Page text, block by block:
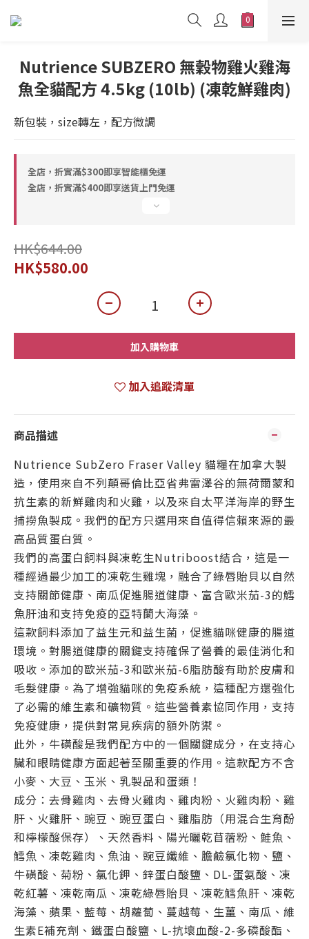
Nutrience SUBZERO 無穀物雞火雞海
魚全貓配方 4.5kg (10lb) (凍乾鮮雞肉)
新包裝，size轉左，配方微調
全店，折實滿$300即享智能櫃免運
全店，折實滿$400即享送貨上門免運
HK$644.00
HK$580.00
加入購物車
加入追蹤清單
商品描述
Nutrience SubZero Fraser Valley 貓糧在加拿大製
造，使用來自不列顛哥倫比亞省弗雷澤谷的無荷爾蒙和
抗生素的新鮮雞肉和火雞，以及來自太平洋海岸的野生
捕撈魚製成。我們的配方只選用來自值得信賴來源的最
高品質蛋白質。
我們的高蛋白飼料與凍乾生Nutriboost結合，這是一
種經過最少加工的凍乾生雞塊，融合了綠唇貽貝以自然
支持關節健康、南瓜促進腸道健康、富含歐米茄-3的鱈
魚肝油和支持免疫的亞特蘭大海藻。
這款飼料添加了益生元和益生菌，促進貓咪健康的腸道
環境。對腸道健康的關鍵支持確保了營養的最佳消化和
吸收。添加的歐米茄-3和歐米茄-6脂肪酸有助於皮膚和
毛髮健康。為了增強貓咪的免疫系統，這種配方還強化
了必需的維生素和礦物質。這些營養素協同作用，支持
免疫健康，提供對常見疾病的額外防禦。
此外，牛磺酸是我們配方中的一個關鍵成分，在支持心
臟和眼睛健康方面起著至關重要的作用。這款配方不含
小麥、大豆、玉米、乳製品和蛋類！
成分：去骨雞肉、去骨火雞肉、雞肉粉、火雞肉粉、雞
肝、火雞肝、豌豆、豌豆蛋白、雞脂肪（用混合生育酚
和檸檬酸保存）、天然香料、陽光曬乾苜蓿粉、鮭魚、
鱈魚、凍乾雞肉、魚油、豌豆纖維、膽鹼氯化物、鹽、
牛磺酸、菊粉、氯化鉀、鋅蛋白酸鹽、DL-蛋氨酸、凍
乾紅薯、凍乾南瓜、凍乾綠唇貽貝、凍乾鱈魚肝、凍乾
海藻、蘋果、藍莓、胡蘿蔔、蔓越莓、生薑、南瓜、維
生素E補充劑、鐵蛋白酸鹽、L-抗壞血酸-2-多磷酸酯、